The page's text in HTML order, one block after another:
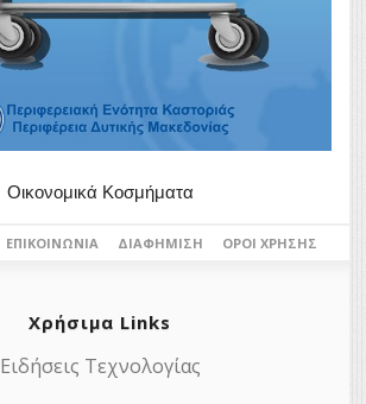
Οικονομικά Κοσμήματα
ΕΠΙΚΟΙΝΩΝΊΑ ΔΙΑΦΉΜΙΣΗ ΌΡΟΙ ΧΡΉΣΗΣ
Χρήσιμα Links
Ειδήσεις Τεχνολογίας